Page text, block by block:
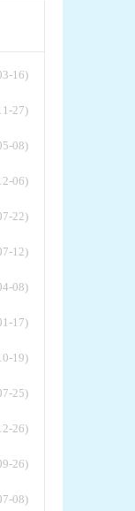
16)
27)
08)
06)
22)
12)
08)
17)
19)
25)
26)
26)
08)